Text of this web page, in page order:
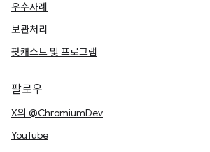
우수사례
보관처리
팟캐스트 및 프로그램
팔로우
X의 @ChromiumDev
YouTube